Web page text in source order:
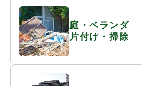
庭・ベランダ
片付け・掃除